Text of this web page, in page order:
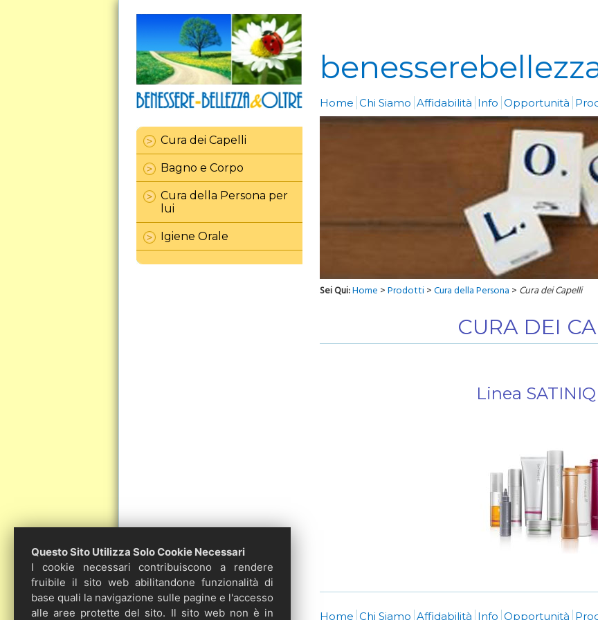
Home Chi Siamo Affidabilità Info Opportunità
Sei Qui:Home >Prodotti>Cura della Persona > Cura dei Capelli
CURA DEI
Linea
Home Chi Siamo Affidabilità Info Opportunità
Cura dei Capelli
Bagno e Corpo
Cura della Persona per
lui
Igiene Orale
Questo Sito Utilizza Solo Cookie Necessari
I cookie necessari contribuiscono a rendere
fruibile il sito web abilitandone funzionalità di
base quali la navigazione sulle pagine e l'accesso
alle aree protette del sito. Il sito web non è in